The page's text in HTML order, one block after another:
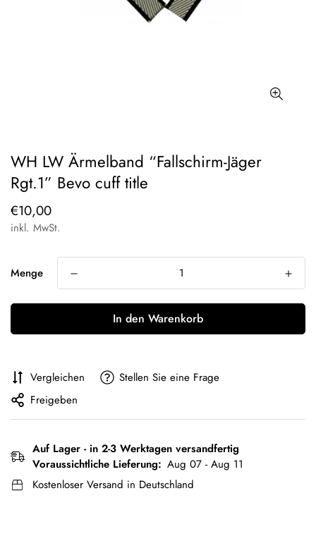
WH LW Ärmelband “Fallschirm-Jäger
Rgt.1” Bevo cuff title
Regulärer
Preis
€10,00
inkl. MwSt.
Menge
In den Warenkorb
Vergleichen
Stellen Sie eine Frage
Freigeben
Auf Lager - in 2-3 Werktagen versandfertig
Voraussichtliche Lieferung: Aug 07 - Aug 11
Kostenloser Versand in Deutschland